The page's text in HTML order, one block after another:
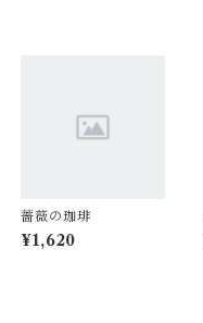
薔薇の珈琲
¥1,620